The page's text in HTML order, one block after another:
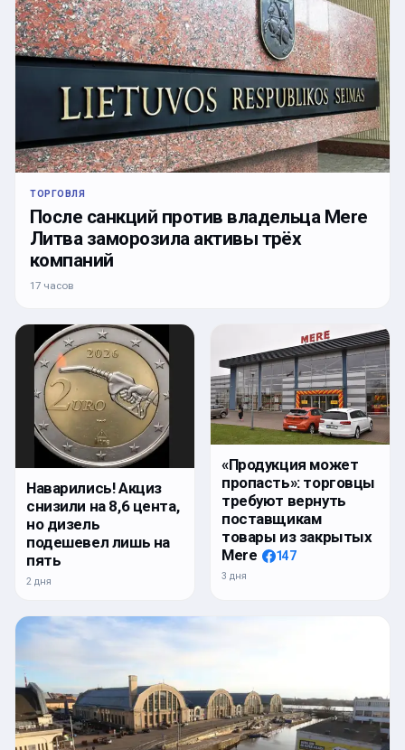
ТОРГОВЛЯ
После санкций против владельца Mere
Литва заморозила активы трёх
компаний
17 часов
Наварились! Акциз
снизили на 8,6 цента,
но дизель
подешевел лишь на
пять
2 дня
«Продукция может
пропасть»: торговцы
требуют вернуть
поставщикам
товары из закрытых
Mere
147
3 дня